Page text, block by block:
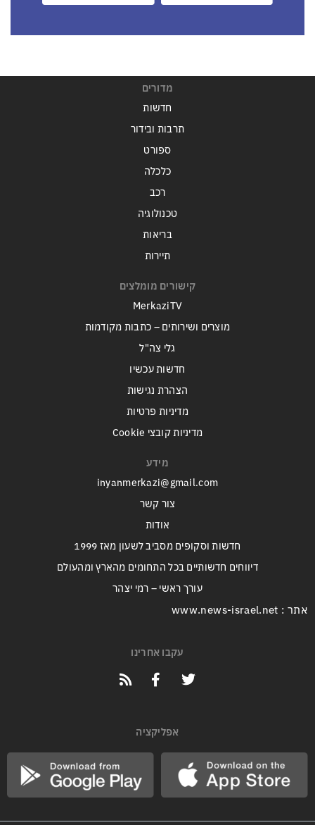
מדורים
חדשות
תרבות ובידור
ספורט
כלכלה
רכב
טכנולוגיה
בריאות
תיירות
קישורים מומלצים
MerkaziTV
מוצרים ושירותים – כתבות מקודמות
גלי צה"ל
חדשות עכשיו
הצהרת נגישות
מדיניות פרטיות
מדיניות קובצי Cookie
מידע
inyanmerkazi@gmail.com
צור קשר
אודות
חדשות וסקופים מסביב לשעון מאז 1999
דיווחים חדשותיים בכל התחומים מהארץ ומהעולם
עורך ראשי – רמי יצהר
אתר : www.news-israel.net
עקבו אחרינו
אפליקציה